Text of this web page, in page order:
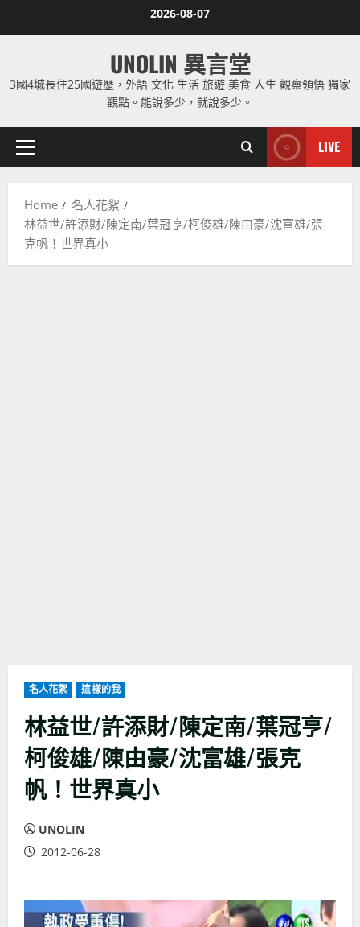
2026-08-07
UNOLIN 異言堂
3國4城長住25國遊歷，外語 文化 生活 旅遊 美食 人生 觀察領悟 獨家
觀點。能說多少，就說多少。
Primary
LIVE
Home
名人花絮
林益世/許添財/陳定南/葉冠亨/柯俊雄/陳由豪/沈富雄/張
克帆！世界真小
名人花絮 這樣的我
林益世/許添財/陳定南/葉冠亨/
柯俊雄/陳由豪/沈富雄/張克
帆！世界真小
UNOLIN
2012-06-28